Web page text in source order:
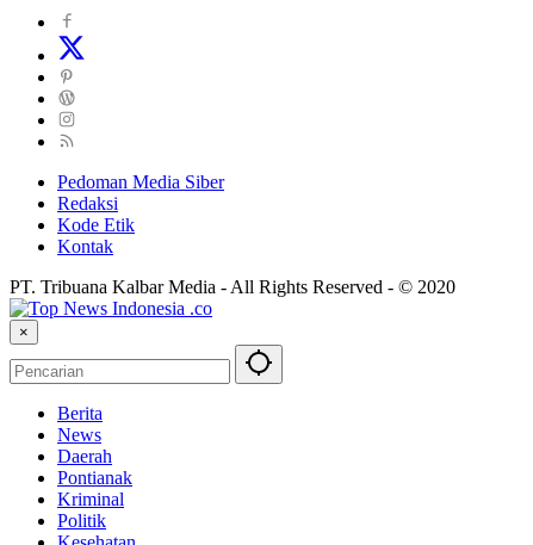
Pedoman Media Siber
Redaksi
Kode Etik
Kontak
PT. Tribuana Kalbar Media - All Rights Reserved - © 2020
×
Berita
News
Daerah
Pontianak
Kriminal
Politik